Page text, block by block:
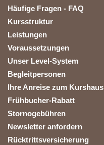
Häufige Fragen - FAQ
Kursstruktur
Leistungen
Voraussetzungen
Unser Level-System
Begleitpersonen
Ihre Anreise zum Kurshaus
Frühbucher-Rabatt
Stornogebühren
Newsletter anfordern
Rücktrittsversicherung